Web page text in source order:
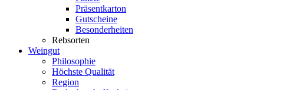
Präsentkarton
Gutscheine
Besonderheiten
Rebsorten
Weingut
Philosophie
Höchste Qualität
Region